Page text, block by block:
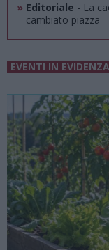
» Editoriale - La
cambiato piazza
EVENTI IN EVIDENZA